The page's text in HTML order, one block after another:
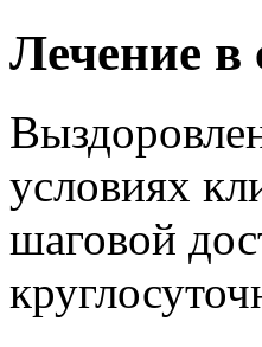
Лечение в
условиях
шаговой